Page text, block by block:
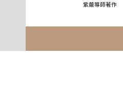
紫嚴導師著作